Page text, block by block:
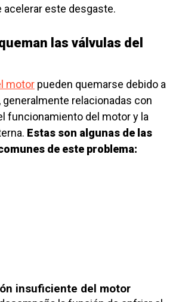
acelerar este desgaste.
las válvulas del
motor pueden quemarse debido a
generalmente relacionadas con
funcionamiento del motor y la
Estas son algunas de las
de este problema:
insuficiente del motor